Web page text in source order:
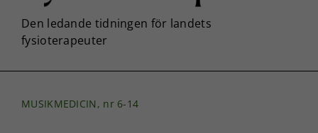
MUSIKMEDICIN, nr 6-14